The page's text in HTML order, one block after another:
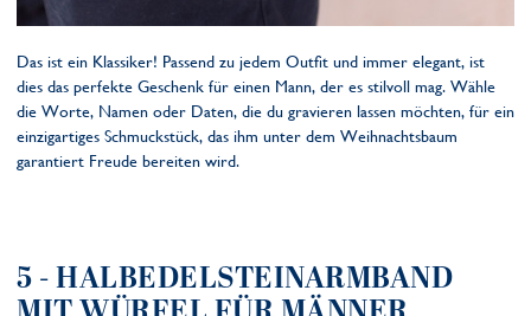
Das ist ein Klassiker! Passend zu jedem Outfit und immer elegant, ist
dies das perfekte Geschenk für einen Mann, der es stilvoll mag. Wähle
die Worte, Namen oder Daten, die du gravieren lassen möchten, für ein
einzigartiges Schmuckstück, das ihm unter dem Weihnachtsbaum
garantiert Freude bereiten wird.
5 - HALBEDELSTEINARMBAND